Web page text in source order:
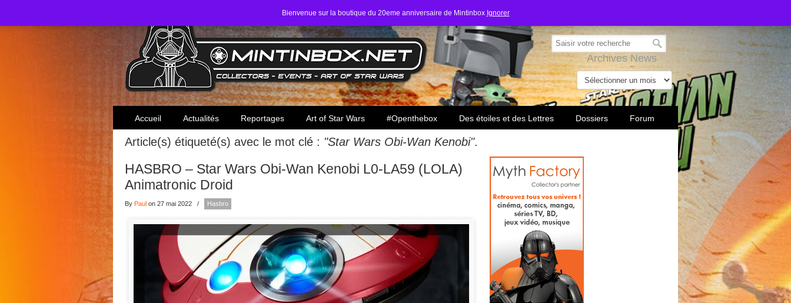
Bienvenue sur la boutique du 20eme anniversaire de Mintinbox Ignorer
Toute l'actualité des collectionneurs Star Wars
Archives News
Accueil Actualités Reportages Art of Star Wars #Openthebox Des étoiles et des Lettres Dossiers Forum
Article(s) étiqueté(s) avec le mot clé : "Star Wars Obi-Wan Kenobi".
HASBRO – Star Wars Obi-Wan Kenobi L0-LA59 (LOLA)
Animatronic Droid
By Paul on 27 mai 2022 / Hasbro